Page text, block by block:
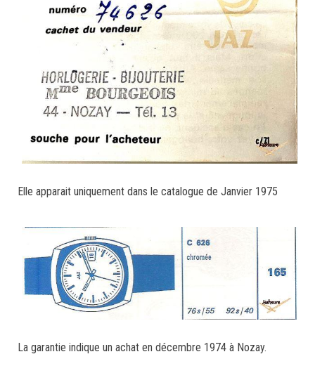
Elle apparait uniquement dans le catalogue de Janvier 1975
La garantie indique un achat en décembre 1974 à Nozay.